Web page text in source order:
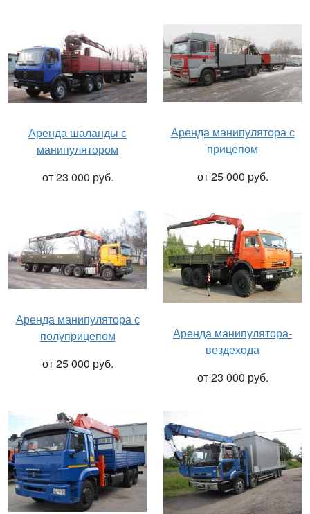
Аренда шаланды с
манипулятором
от 23 000 руб.
Аренда манипулятора с
прицепом
от 25 000 руб.
Аренда манипулятора с
полуприцепом
от 25 000 руб.
Аренда манипулятора-
вездехода
от 23 000 руб.